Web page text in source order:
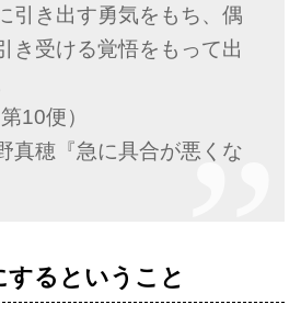
引き出す勇気をもち、偶
き受ける覚悟をもって出
10便）
真穂『急に具合が悪くな
するということ